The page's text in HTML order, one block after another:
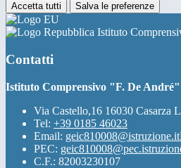
Accetta tutti Salva le preferenze
Istituto
Contatti
Istituto Comprensivo "F. De André"
Via Castello,16 16030 Casarza
Tel: +39 0185 46023
Email: geic810008@istruzione.it
PEC:
C.F.: 82003230107